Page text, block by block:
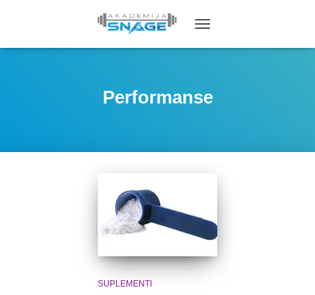
NAVIGATION
Performanse
SUPLEMENTI